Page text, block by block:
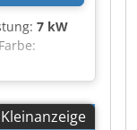
7 kW
Knick
196 cm
Kleinanzeige